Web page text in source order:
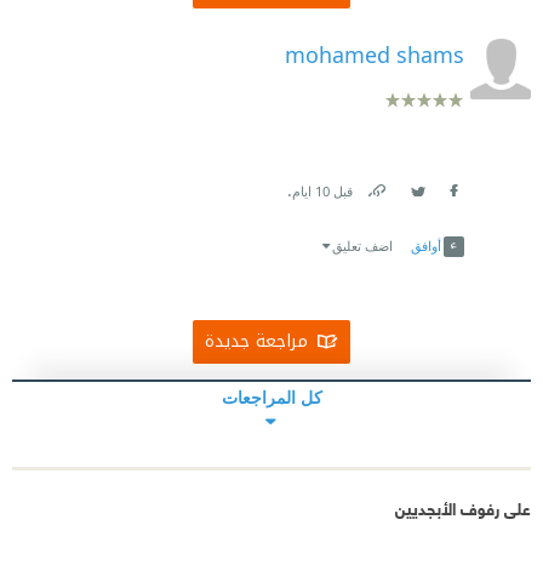
mohamed shams
قبل 10 ايام .
أوافق اضف تعليق
مراجعة جديدة
كل المراجعات
على رفوف الأبجديين